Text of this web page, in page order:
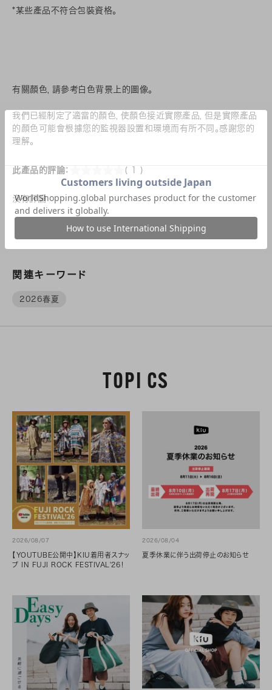
*某些產品不符合包裝資格。
有關顏色，請參考白色背景上的圖像。
我們已經制定了適當的顏色，使顏色接近實際產品，但是實際產品
的顏色可能會根據您的監視器設置和環境而有所不同。感謝您的
理解。
此產品的評論： ( 1 )
沒有評論
関連キーワード
2026春夏
TOPI CS
2026/08/07
【YOUTUBE公開中】KIU着用者スナッ
プ IN FUJI ROCK FESTIVAL'26！
2026/08/04
夏季休業に伴う出荷停止のお知らせ